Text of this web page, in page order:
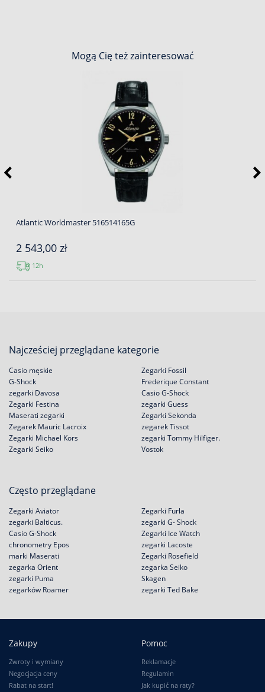
Mogą Cię też zainteresować
Atlantic Worldmaster 516514165G
2 543,00 zł
12h
Najcześciej przeglądane kategorie
Casio męskie
G-Shock
zegarki Davosa
Zegarki Festina
Zegarki Fossil
Frederique Constant
Casio G-Shock
zegarki Guess
Maserati zegarki
Zegarek Mauric Lacroix
Zegarki Michael Kors
Zegarki Seiko
Zegarki Sekonda
zegarek Tissot
zegarki Tommy Hilfiger.
Vostok
Często przeglądane
Zegarki Aviator
zegarki Balticus.
Casio G-Shock
chronometry Epos
Zegarki Furla
zegarki G- Shock
Zegarki Ice Watch
zegarki Lacoste
marki Maserati
zegarka Orient
zegarki Puma
zegarków Roamer
Zegarki Rosefield
zegarka Seiko
Skagen
zegarki Ted Bake
Zakupy
Zwroty i wymiany
Negocjacja ceny
Rabat na start!
Pomoc
Reklamacje
Regulamin
Jak kupić na raty?